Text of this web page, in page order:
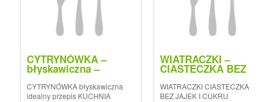
CYTRYNÓWKA –
błyskawiczna –
idealny przepis –
KUCHNIA JOLI
CYTRYNÓWKA błyskawiczna
idealny przepis KUCHNIA
WIATRACZKI –
CIASTECZKA BEZ
NAJLEPSZY PRZEPIS
WIATRACZKI CIASTECZKA
BEZ JAJEK I CUKRU